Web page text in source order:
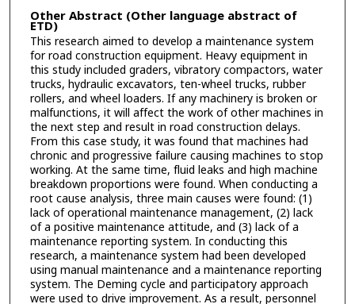
Other Abstract (Other language abstract of
ETD)
This research aimed to develop a maintenance system
for road construction equipment. Heavy equipment in
this study included graders, vibratory compactors, water
trucks, hydraulic excavators, ten-wheel trucks, rubber
rollers, and wheel loaders. If any machinery is broken or
malfunctions, it will affect the work of other machines in
the next step and result in road construction delays.
From this case study, it was found that machines had
chronic and progressive failure causing machines to stop
working. At the same time, fluid leaks and high machine
breakdown proportions were found. When conducting a
root cause analysis, three main causes were found: (1)
lack of operational maintenance management, (2) lack
of a positive maintenance attitude, and (3) lack of a
maintenance reporting system. In conducting this
research, a maintenance system had been developed
using manual maintenance and a maintenance reporting
system. The Deming cycle and participatory approach
were used to drive improvement. As a result, personnel